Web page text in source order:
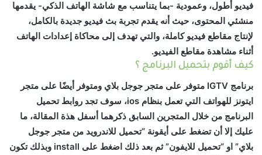
فيديو أطول، وعمودية -بما يتناسب مع شاشة الهاتف الذكي- يقدمها
منشئي المحتوى، حيث أنه يقدم تجربة بث فيديو جديدة بالكامل،
لإنتاج مقاطع فيديو كاملة، والتي تهدف إلى محاكاة إعدادات الهاتف
أثناء مشاهدة مقاطع الفيديو.
كيف أقوم بتحميل البرنامج ؟
برنامج IGTV متوفر على متجر جوجل بلاي ومتوفر أيضًا على متجر
ايتونز للهواتف التي تعمل بنظام ios، سوف تجد روابط تحميل
البرنامج من خلال المتجرين السابق ذكرهما أسفل هذة المقالة، ما
عليك إلا أن تضغط على أيقونة “تحميل للاندرويد من متجر جوجل
بلاي” او “تحميل للايفون” ثم بعد ذلك اضغط على install وبذلك تكون